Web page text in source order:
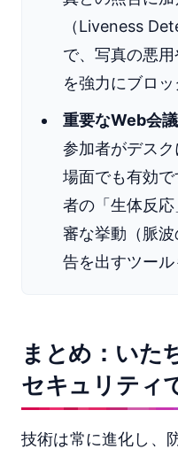
（Liveness
で、写真の悪
を強力にブロッ
重要なWeb会
参加者がデス
場面でも有効
者の「生体反
審な挙動（脈
告を出すツール
まとめ：いた
セキュリティ
技術は常に進化し、